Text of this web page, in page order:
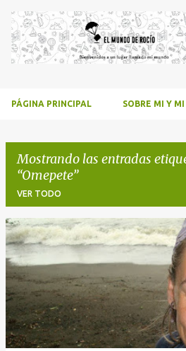
Ir al contenido
PÁGINA PRINCIPAL SOBRE MI Y MI
Mostrando las entradas
Omepete
VER TODO
E
n
t
r
a
d